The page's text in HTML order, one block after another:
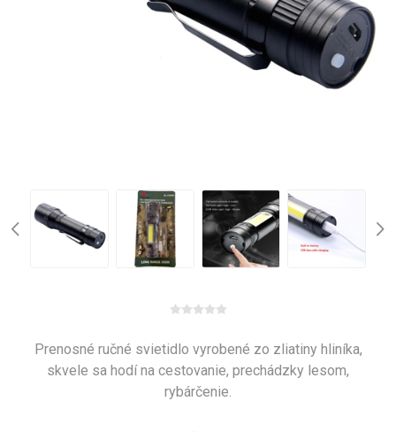
Prenosné ručné svietidlo vyrobené zo zliatiny hliníka,
skvele sa hodí na cestovanie, prechádzky lesom,
rybárčenie.